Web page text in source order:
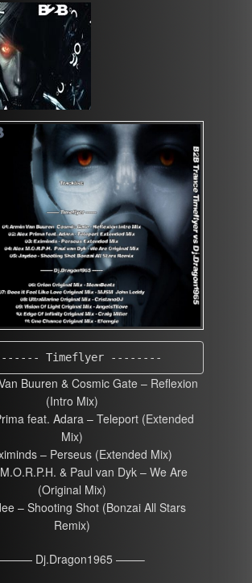
Timeflyer --------
Buuren & Cosmic Gate – Reflexion
(Intro Mix)
feat. Adara – Teleport (Extended
Mix)
– Perseus (Extended Mix)
& Paul van Dyk – We Are
(Original Mix)
– Shooting Shot (Bonzai All Stars
Remix)
Dj.Dragon1965 ——–